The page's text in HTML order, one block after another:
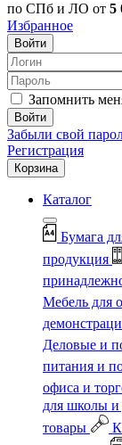
по СПб и ЛО от 5
Избранное
Войти
Запомнить
Войти
Забыли свой
Регистрация
Корзина
Каталог
Бумага
продукция
Мебель для
Деловые и
питания и
офиса и
для школы и
товары